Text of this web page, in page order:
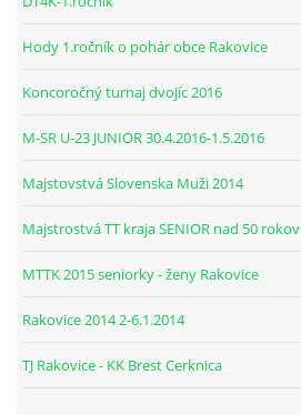
Hody 1.ročník o pohár obce Rakovice
Koncoročný turnaj dvojíc 2016
M-SR U-23 JUNIOR 30.4.2016-1.5.2016
Majstovstvá Slovenska Muži 2014
Majstrostvá TT kraja SENIOR nad 50 rokov
MTTK 2015 seniorky - ženy Rakovice
Rakovice 2014 2-6.1.2014
TJ Rakovice - KK Brest Cerknica